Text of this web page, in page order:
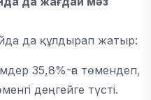
да құлдырап жатыр:
35,8%-ға төмендеп,
деңгейге түсті.